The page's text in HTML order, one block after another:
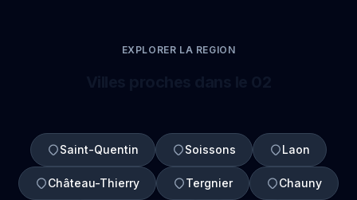
EXPLORER LA REGION
Saint-Quentin Soissons Laon
Château-Thierry Tergnier Chauny